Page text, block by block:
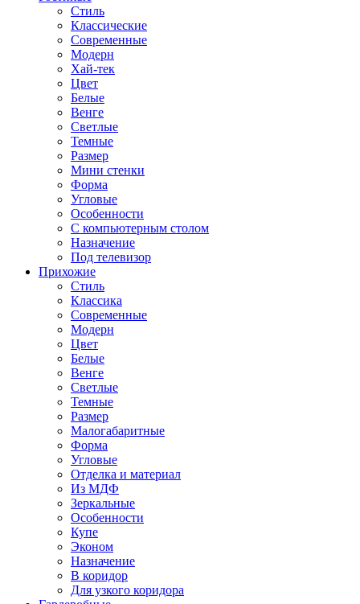
Стиль
Классические
Современные
Модерн
Хай-тек
Цвет
Белые
Венге
Светлые
Темные
Размер
Мини стенки
Форма
Угловые
Особенности
С компьютерным столом
Назначение
Под телевизор
Прихожие
Стиль
Классика
Современные
Модерн
Цвет
Белые
Венге
Светлые
Темные
Размер
Малогабаритные
Форма
Угловые
Отделка и материал
Из МДФ
Зеркальные
Особенности
Купе
Эконом
Назначение
В коридор
Для узкого коридора